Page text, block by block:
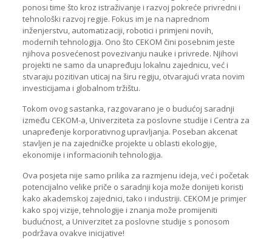
ponosi time što kroz istraživanje i razvoj pokreće privredni i
tehnološki razvoj regije. Fokus im je na naprednom
inženjerstvu, automatizaciji, robotici i primjeni novih,
modernih tehnologija. Ono što CEKOM čini posebnim jeste
njihova posvećenost povezivanju nauke i privrede. Njihovi
projekti ne samo da unapređuju lokalnu zajednicu, već i
stvaraju pozitivan uticaj na širu regiju, otvarajući vrata novim
investicijama i globalnom tržištu.
Tokom ovog sastanka, razgovarano je o budućoj saradnji
između CEKOM-a, Univerziteta za poslovne studije i Centra za
unapređenje korporativnog upravljanja. Poseban akcenat
stavljen je na zajedničke projekte u oblasti ekologije,
ekonomije i informacionih tehnologija.
Ova posjeta nije samo prilika za razmjenu ideja, već i početak
potencijalno velike priče o saradnji koja može donijeti koristi
kako akademskoj zajednici, tako i industriji. CEKOM je primjer
kako spoj vizije, tehnologije i znanja može promijeniti
budućnost, a Univerzitet za poslovne studije s ponosom
podržava ovakve inicijative!